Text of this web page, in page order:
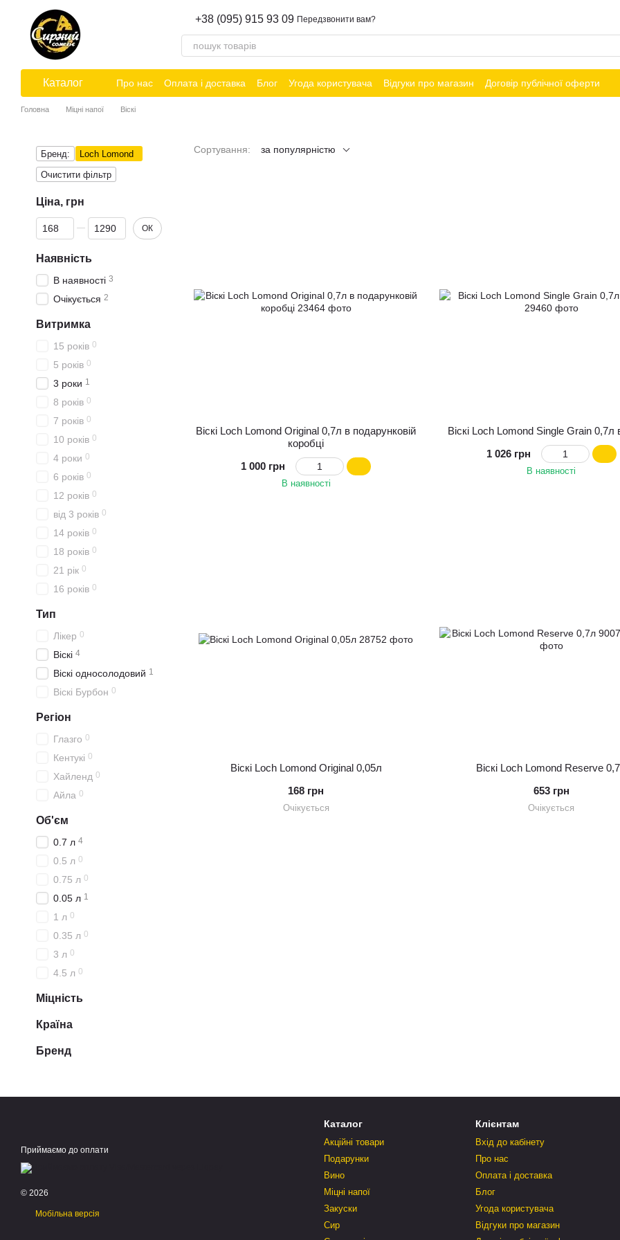
Перейти до основного контенту
+38 (095) 915 93 09 Передзвонити вам?
Каталог Про нас Оплата і доставка Блог Угода користувача Відгуки про магазин Договір публічної оферти
Головна Міцні напої Віскі
Сортування: за популярністю
Віскі Loch Lomond Original 0,7л в подарунковій
коробці
1 000 грн
В наявності
Віскі Loch Lomond Single Grain 0,7л
1 026 грн
В наявності
Віскі Loch Lomond Original 0,05л
168 грн
Очікується
Віскі Loch Lomond Reserve
653 грн
Очікується
Бренд:
Loch Lomond
Очистити фільтр
Ціна, грн
Від Ціна, грн
До Ціна, грн ОК
Наявність
В наявності 3
Очікується 2
Витримка
15 років 0
5 років 0
3 роки 1
8 років 0
7 років 0
10 років 0
4 роки 0
6 років 0
12 років 0
від 3 років 0
14 років 0
18 років 0
21 рік 0
16 років 0
Тип
Лікер 0
Віскі 4
Віскі односолодовий 1
Віскі Бурбон 0
Регіон
Глазго 0
Кентукі 0
Хайленд 0
Айла 0
Об'єм
0.7 л 4
0.5 л 0
0.75 л 0
0.05 л 1
1 л 0
0.35 л 0
3 л 0
4.5 л 0
Міцність
Країна
Бренд
Приймаємо до оплати
© 2026
Мобільна версія
Каталог
Акційні товари
Подарунки
Вино
Міцні напої
Закуски
Сир
Клієнтам
Вхід до кабінету
Про нас
Оплата і доставка
Блог
Угода користувача
Відгуки про магазин